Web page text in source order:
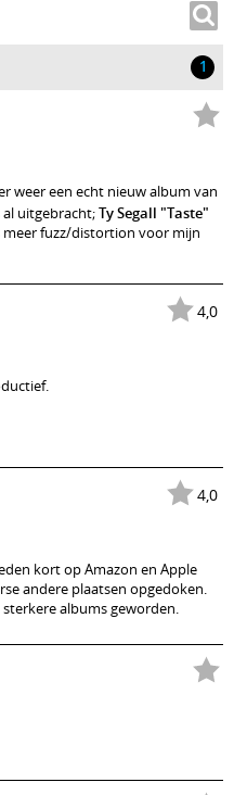
1
weer een echt nieuw album van
al uitgebracht;Ty Segall "Taste"
meer fuzz/distortion voor mijn
4,0
4,0
kort op Amazon en Apple
andere plaatsen opgedoken.
albums geworden.